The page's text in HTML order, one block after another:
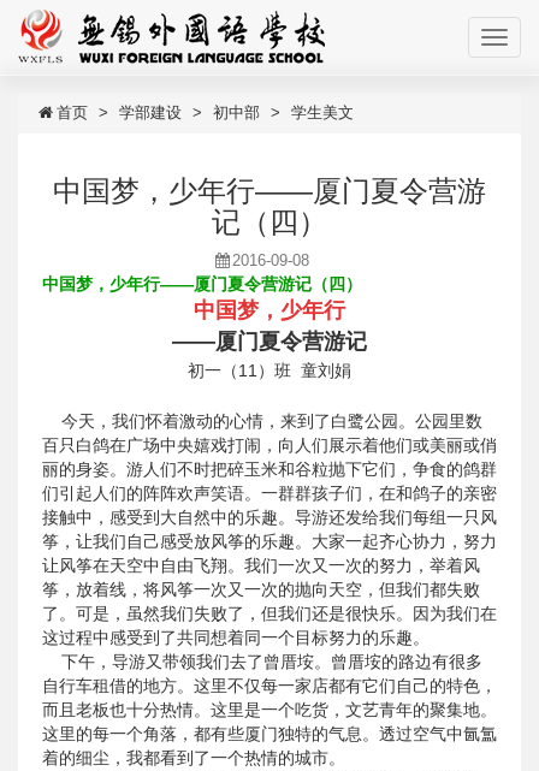
首页 学部建设 初中部 学生美文
中国梦，少年行——厦门夏令营游
记（四）
2016-09-08
中国梦，少年行——厦门夏令营游记（四）
中国梦，少年行
——厦门夏令营游记
初一（11）班 童刘娟
今天，我们怀着激动的心情，来到了白鹭公园。公园里数
百只白鸽在广场中央嬉戏打闹，向人们展示着他们或美丽或俏
丽的身姿。游人们不时把碎玉米和谷粒抛下它们，争食的鸽群
们引起人们的阵阵欢声笑语。一群群孩子们，在和鸽子的亲密
接触中，感受到大自然中的乐趣。导游还发给我们每组一只风
筝，让我们自己感受放风筝的乐趣。大家一起齐心协力，努力
让风筝在天空中自由飞翔。我们一次又一次的努力，举着风
筝，放着线，将风筝一次又一次的抛向天空，但我们都失败
了。可是，虽然我们失败了，但我们还是很快乐。因为我们在
这过程中感受到了共同想着同一个目标努力的乐趣。
下午，导游又带领我们去了曾厝垵。曾厝垵的路边有很多
自行车租借的地方。这里不仅每一家店都有它们自己的特色，
而且老板也十分热情。这里是一个吃货，文艺青年的聚集地。
这里的每一个角落，都有些厦门独特的气息。透过空气中氤氲
着的细尘，我都看到了一个热情的城市。